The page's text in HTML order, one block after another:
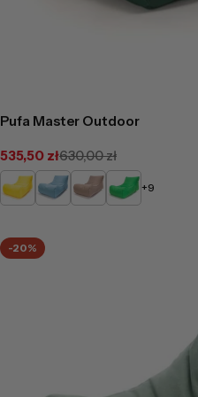
Pufa Master Outdoor
Cena
promocyjna
535,50 zł
Cena
regularna
630,00 zł
Żółty Jasno
Niebieski
Cappucino
Zielony+9
-20%